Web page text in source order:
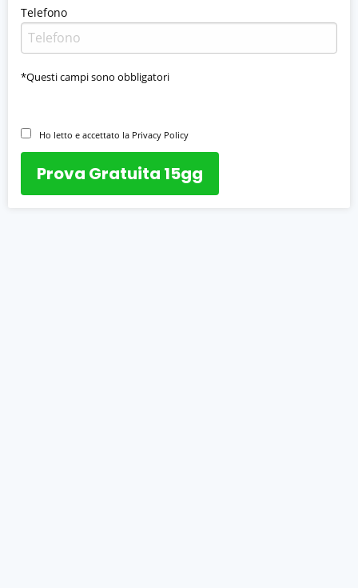
Telefono
*Questi campi sono obbligatori
Ho letto e accettato la Privacy Policy
Prova Gratuita 15gg